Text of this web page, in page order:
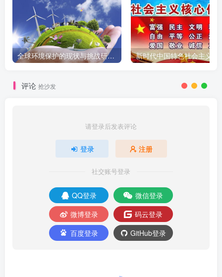
全球环境保护的现状与挑战研究报告 新时代中国特色社会主义
评论 抢沙发
请登录后发表评论
登录 注册
社交账号登录
QQ登录
微信登录
微博登录
码云登录
百度登录
GitHub登录